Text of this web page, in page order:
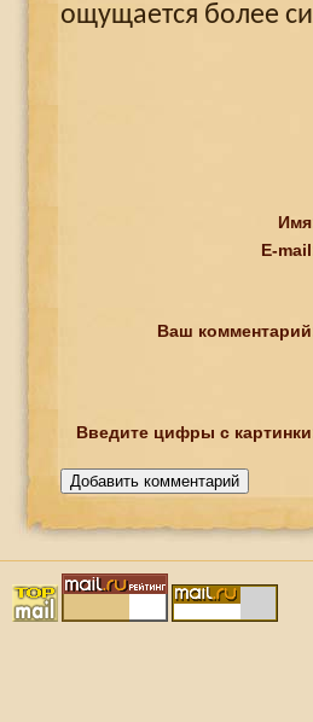
ощущается более
E-
Ваш
Введите цифры с